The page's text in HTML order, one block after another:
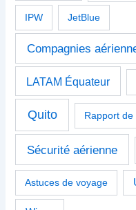
IPW JetBlue
Compagnies
LATAM Équateur
Quito Rapport de
Sécurité aérienne
Astuces de voyage